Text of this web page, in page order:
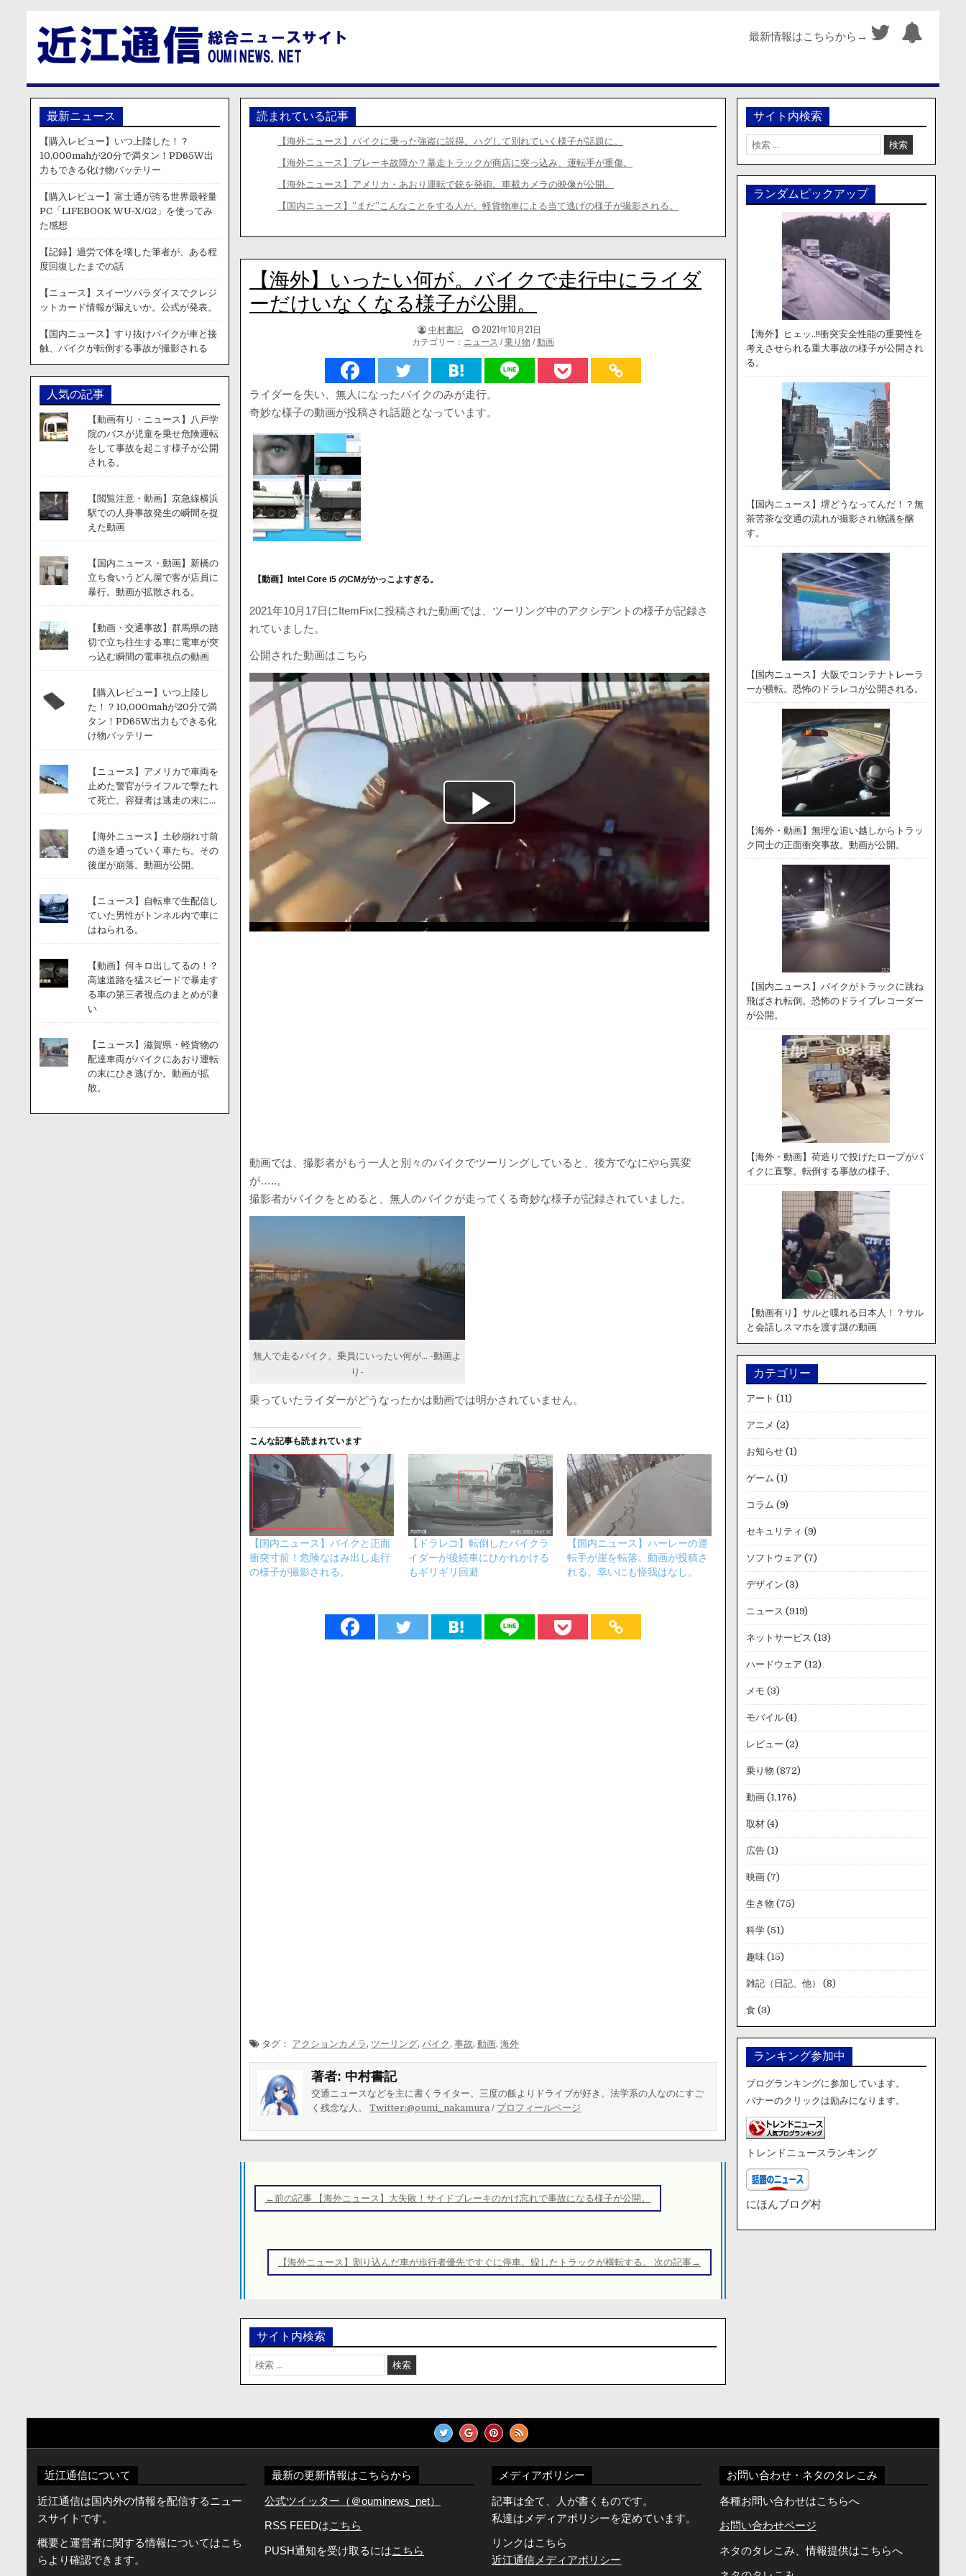
最新情報はこちらから→
読まれている記事
【海外ニュース】バイクに乗った強盗に説得。ハグして別れていく様子が話題に。
【海外ニュース】ブレーキ故障か？暴走トラックが商店に突っ込み、運転手が重傷。
【海外ニュース】アメリカ・あおり運転で銃を発砲。車載カメラの映像が公開。
【国内ニュース】”まだ”こんなことをする人が。軽貨物車による当て逃げの様子が撮影される。
【海外】いったい何が。バイクで走行中にライダ
ーだけいなくなる様子が公開。
著
者:
中村書記
掲
載
日：
2021年10月21日
カテゴリー： ニュース /乗り物 /動画
ライダーを失い、無人になったバイクのみが走行。
奇妙な様子の動画が投稿され話題となっています。
【動画】Intel Core i5 のCMがかっこよすぎる。
2021年10月17日にItemFixに投稿された動画では、ツーリング中のアクシデントの様子が記録さ
れていました。
公開された動画はこちら
動画では、撮影者がもう一人と別々のバイクでツーリングしていると、後方でなにやら異変
が…..。
撮影者がバイクをとめると、無人のバイクが走ってくる奇妙な様子が記録されていました。
無人で走るバイク。乗員にいったい何が… -動画よ
り-
乗っていたライダーがどうなったかは動画では明かされていません。
こんな記事も読まれています
【国内ニュース】バイクと正面
衝突寸前！危険なはみ出し走行
の様子が撮影される。
【ドラレコ】転倒したバイクラ
イダーが後続車にひかれかける
もギリギリ回避
【国内ニュース】ハーレーの運
転手が崖を転落。動画が投稿さ
れる。幸いにも怪我はなし。
タグ： アクションカメラ , ツーリング, バイク ,事故,動画,海外
著者: 中村書記
交通ニュースなどを主に書くライター。三度の飯よりドライブが好き。法学系の人なのにすご
く残念な人。Twitter:@oumi_nakamura / プロフィールページ
稿
ナ
ゲ
ー
ョ
ン
←前の記事 【海外ニュース】大失敗！サイドブレーキのかけ忘れで事故になる様子が公開。
【海外ニュース】割り込んだ車が歩行者優先ですぐに停車。躱したトラックが横転する。 次の記事→
サイト内検索
検
索:
最新ニュース
【購入レビュー】いつ上陸した！？
10,000mahが20分で満タン！PD65W出
力もできる化け物バッテリー
【購入レビュー】富士通が誇る世界最軽量
PC「LIFEBOOK WU-X/G2」を使ってみ
た感想
【記録】過労で体を壊した筆者が、ある程
度回復したまでの話
【ニュース】スイーツパラダイスでクレジ
ットカード情報が漏えいか。公式が発表。
【国内ニュース】すり抜けバイクが車と接
触、バイクが転倒する事故が撮影される
人気の記事
【動画有り・ニュース】八戸学
院のバスが児童を乗せ危険運転
をして事故を起こす様子が公開
される。
【閲覧注意・動画】京急線横浜
駅での人身事故発生の瞬間を捉
えた動画
【国内ニュース・動画】新橋の
立ち食いうどん屋で客が店員に
暴行。動画が拡散される。
【動画・交通事故】群馬県の踏
切で立ち往生する車に電車が突
っ込む瞬間の電車視点の動画
【購入レビュー】いつ上陸し
た！？10,000mahが20分で満
タン！PD65W出力もできる化
け物バッテリー
【ニュース】アメリカで車両を
止めた警官がライフルで撃たれ
て死亡。容疑者は逃走の末に...
【海外ニュース】土砂崩れ寸前
の道を通っていく車たち。その
後崖が崩落。動画が公開。
【ニュース】自転車で生配信し
ていた男性がトンネル内で車に
はねられる。
【動画】何キロ出してるの！？
高速道路を猛スピードで暴走す
る車の第三者視点のまとめが凄
い
【ニュース】滋賀県・軽貨物の
配達車両がバイクにあおり運転
の末にひき逃げか。動画が拡
散。
サイト内検索
検
索:
ランダムピックアップ
【海外】ヒェッ..!!衝突安全性能の重要性を
考えさせられる重大事故の様子が公開され
る。
【国内ニュース】堺どうなってんだ！？無
茶苦茶な交通の流れが撮影され物議を醸
す。
【国内ニュース】大阪でコンテナトレーラ
ーが横転。恐怖のドラレコが公開される。
【海外・動画】無理な追い越しからトラッ
ク同士の正面衝突事故。動画が公開。
【国内ニュース】バイクがトラックに跳ね
飛ばされ転倒。恐怖のドライブレコーダー
が公開。
【海外・動画】荷造りで投げたロープがバ
イクに直撃。転倒する事故の様子。
【動画有り】サルと喋れる日本人！？サル
と会話しスマホを渡す謎の動画
カテゴリー
アート (11)
アニメ (2)
お知らせ(1)
ゲーム (1)
コラム (9)
セキュリティ (9)
ソフトウェア (7)
デザイン (3)
ニュース (919)
ネットサービス (13)
ハードウェア (12)
メモ (3)
モバイル(4)
レビュー (2)
乗り物 (872)
動画(1,176)
取材(4)
広告(1)
映画(7)
生き物 (75)
科学(51)
趣味(15)
雑記（日記、他） (8)
食 (3)
ランキング参加中
ブログランキングに参加しています。
バナーのクリックは励みになります。
トレンドニュースランキング
にほんブログ村
近江通信について
近江通信は国内外の情報を配信するニュー
スサイトです。
概要と運営者に関する情報についてはこち
らより確認できます。
最新の更新情報はこちらから
公式ツイッター（＠ouminews_net）
RSS FEEDはこちら
PUSH通知を受け取るにはこちら
メディアポリシー
記事は全て、人が書くものです。
私達はメディアポリシーを定めています。
リンクはこちら
近江通信メディアポリシー
お問い合わせ・ネタのタレこみ
各種お問い合わせはこちらへ
お問い合わせページ
ネタのタレこみ、情報提供はこちらへ